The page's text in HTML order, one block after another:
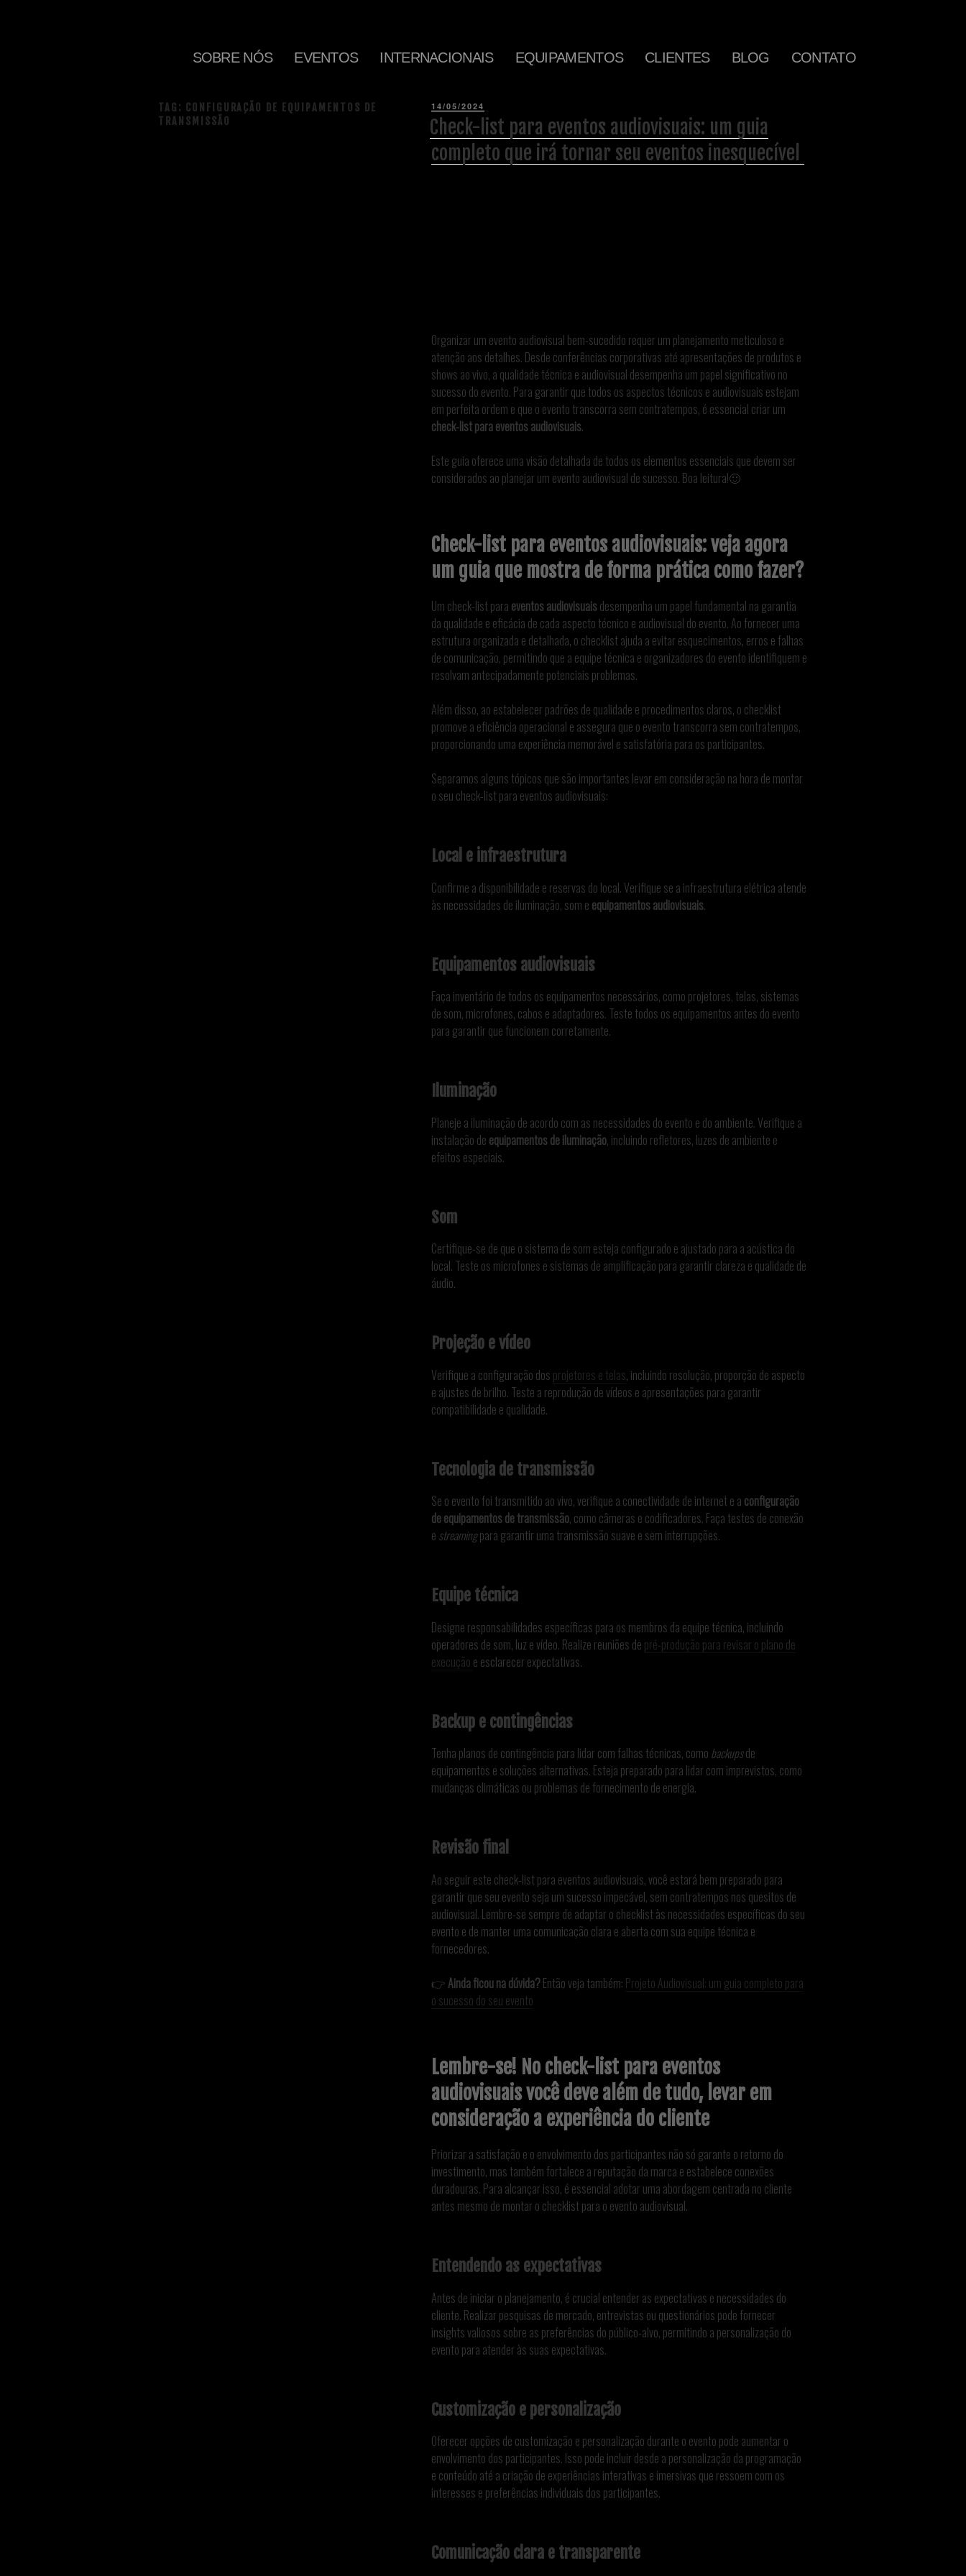
SOBRE NÓS EVENTOS INTERNACIONAIS EQUIPAMENTOS CLIENTES BLOG CONTATO
TAG: CONFIGURAÇÃO DE EQUIPAMENTOS DE
TRANSMISSÃO
14/05/2024
Check-list para eventos audiovisuais: um guia
completo que irá tornar seu eventos inesquecível
Organizar um evento audiovisual bem-sucedido requer um planejamento meticuloso e
atenção aos detalhes. Desde conferências corporativas até apresentações de produtos e
shows ao vivo, a qualidade técnica e audiovisual desempenha um papel significativo no
sucesso do evento. Para garantir que todos os aspectos técnicos e audiovisuais estejam
em perfeita ordem e que o evento transcorra sem contratempos, é essencial criar um
check-list para eventos audiovisuais.
Este guia oferece uma visão detalhada de todos os elementos essenciais que devem ser
considerados ao planejar um evento audiovisual de sucesso. Boa leitura!🙂
Check-list para eventos audiovisuais: veja agora
um guia que mostra de forma prática como fazer?
Um check-list para eventos audiovisuaisdesempenha um papel fundamental na garantia
da qualidade e eficácia de cada aspecto técnico e audiovisual do evento. Ao fornecer uma
estrutura organizada e detalhada, o checklist ajuda a evitar esquecimentos, erros e falhas
de comunicação, permitindo que a equipe técnica e organizadores do evento identifiquem e
resolvam antecipadamente potenciais problemas.
Além disso, ao estabelecer padrões de qualidade e procedimentos claros, o checklist
promove a eficiência operacional e assegura que o evento transcorra sem contratempos,
proporcionando uma experiência memorável e satisfatória para os participantes.
Separamos alguns tópicos que são importantes levar em consideração na hora de montar
o seu check-list para eventos audiovisuais:
Local e infraestrutura
Confirme a disponibilidade e reservas do local. Verifique se a infraestrutura elétrica atende
às necessidades de iluminação, som e equipamentos audiovisuais.
Equipamentos audiovisuais
Faça inventário de todos os equipamentos necessários, como projetores, telas, sistemas
de som, microfones, cabos e adaptadores. Teste todos os equipamentos antes do evento
para garantir que funcionem corretamente.
Iluminação
Planeje a iluminação de acordo com as necessidades do evento e do ambiente. Verifique a
instalação de equipamentos de iluminação, incluindo refletores, luzes de ambiente e
efeitos especiais.
Som
Certifique-se de que o sistema de som esteja configurado e ajustado para a acústica do
local. Teste os microfones e sistemas de amplificação para garantir clareza e qualidade de
áudio.
Projeção e vídeo
Verifique a configuração dos projetores e telas, incluindo resolução, proporção de aspecto
e ajustes de brilho. Teste a reprodução de vídeos e apresentações para garantir
compatibilidade e qualidade.
Tecnologia de transmissão
Se o evento foi transmitido ao vivo, verifique a conectividade de internet e a configuração
de equipamentos de transmissão, como câmeras e codificadores. Faça testes de conexão
e streamingpara garantir uma transmissão suave e sem interrupções.
Equipe técnica
Designe responsabilidades específicas para os membros da equipe técnica, incluindo
operadores de som, luz e vídeo. Realize reuniões de pré-produção para revisar o plano de
execução e esclarecer expectativas.
Backup e contingências
Tenha planos de contingência para lidar com falhas técnicas, como backupsde
equipamentos e soluções alternativas. Esteja preparado para lidar com imprevistos, como
mudanças climáticas ou problemas de fornecimento de energia.
Revisão final
Ao seguir este check-list para eventos audiovisuais, você estará bem preparado para
garantir que seu evento seja um sucesso impecável, sem contratempos nos quesitos de
audiovisual. Lembre-se sempre de adaptar o checklist às necessidades específicas do seu
evento e de manter uma comunicação clara e aberta com sua equipe técnica e
fornecedores.
👉Ainda ficou na dúvida?Então veja também: Projeto Audiovisual: um guia completo para
o sucesso do seu evento
Lembre-se! No check-list para eventos
audiovisuais você deve além de tudo, levar em
consideração a experiência do cliente
Priorizar a satisfação e o envolvimento dos participantes não só garante o retorno do
investimento, mas também fortalece a reputação da marca e estabelece conexões
duradouras. Para alcançar isso, é essencial adotar uma abordagem centrada no cliente
antes mesmo de montar o checklist para o evento audiovisual.
Entendendo as expectativas
Antes de iniciar o planejamento, é crucial entender as expectativas e necessidades do
cliente. Realizar pesquisas de mercado, entrevistas ou questionários pode fornecer
insights valiosos sobre as preferências do público-alvo, permitindo a personalização do
evento para atender às suas expectativas.
Customização e personalização
Oferecer opções de customização e personalização durante o evento pode aumentar o
envolvimento dos participantes. Isso pode incluir desde a personalização da programação
e conteúdo até a criação de experiências interativas e imersivas que ressoem com os
interesses e preferências individuais dos participantes.
Comunicação clara e transparente